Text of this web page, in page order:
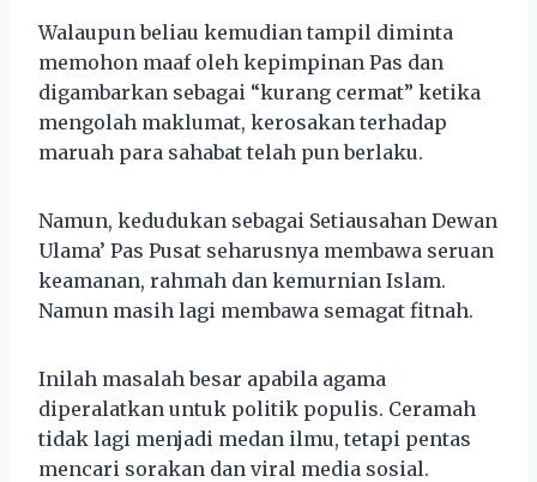
Walaupun beliau kemudian tampil diminta
memohon maaf oleh kepimpinan Pas dan
digambarkan sebagai “kurang cermat” ketika
mengolah maklumat, kerosakan terhadap
maruah para sahabat telah pun berlaku.
Namun, kedudukan sebagai Setiausahan Dewan
Ulama’ Pas Pusat seharusnya membawa seruan
keamanan, rahmah dan kemurnian Islam.
Namun masih lagi membawa semagat fitnah.
Inilah masalah besar apabila agama
diperalatkan untuk politik populis. Ceramah
tidak lagi menjadi medan ilmu, tetapi pentas
mencari sorakan dan viral media sosial.